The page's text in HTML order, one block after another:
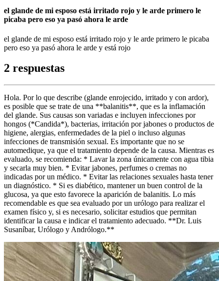
el glande de mi esposo está irritado rojo y le arde primero le
picaba pero eso ya pasó ahora le arde
el glande de mi esposo está irritado rojo y le arde primero le picaba
pero eso ya pasó ahora le arde y está rojo
2 respuestas
Hola. Por lo que describe (glande enrojecido, irritado y con ardor),
es posible que se trate de una **balanitis**, que es la inflamación
del glande. Sus causas son variadas e incluyen infecciones por
hongos (*Candida*), bacterias, irritación por jabones o productos de
higiene, alergias, enfermedades de la piel o incluso algunas
infecciones de transmisión sexual. Es importante que no se
automedique, ya que el tratamiento depende de la causa. Mientras es
evaluado, se recomienda: * Lavar la zona únicamente con agua tibia
y secarla muy bien. * Evitar jabones, perfumes o cremas no
indicadas por un médico. * Evitar las relaciones sexuales hasta tener
un diagnóstico. * Si es diabético, mantener un buen control de la
glucosa, ya que esto favorece la aparición de balanitis. Lo más
recomendable es que sea evaluado por un urólogo para realizar el
examen físico y, si es necesario, solicitar estudios que permitan
identificar la causa e indicar el tratamiento adecuado. **Dr. Luis
Susaníbar, Urólogo y Andrólogo.**